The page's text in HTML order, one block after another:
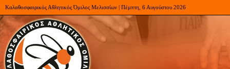
Καλαθοσφαιρικός Αθλητικός Όμιλος Μελισσίων | Πέμπτη, 6 Αυγούστου 2026